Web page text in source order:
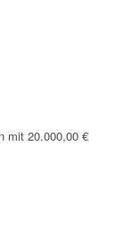
mit 20.000,00 €